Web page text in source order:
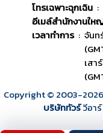
โทรเฉพาะฉุกเฉิน :
อีเมล์สำนักงานให
เวลาทำการ : จันท
เส
Copyright © 2003-2026
บริษัททัวร์วีอา